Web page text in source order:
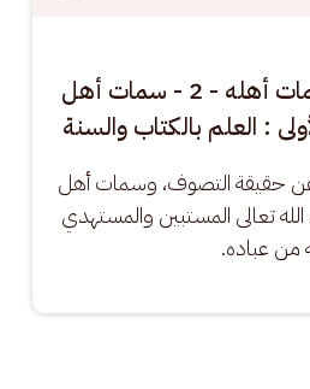
ماهية التصوف وسمات أهله - 2 - سمات أهل
: العلم بالكتاب والسنة
حقيقة التصوف، وسمات أهل
تعالى المستبين والمستهدي
من عباده.